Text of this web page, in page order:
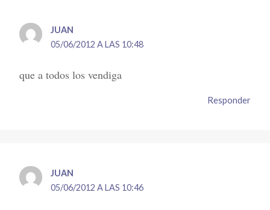
JUAN
05/06/2012 A LAS 10:48
que a todos los vendiga
Responder
JUAN
05/06/2012 A LAS 10:46